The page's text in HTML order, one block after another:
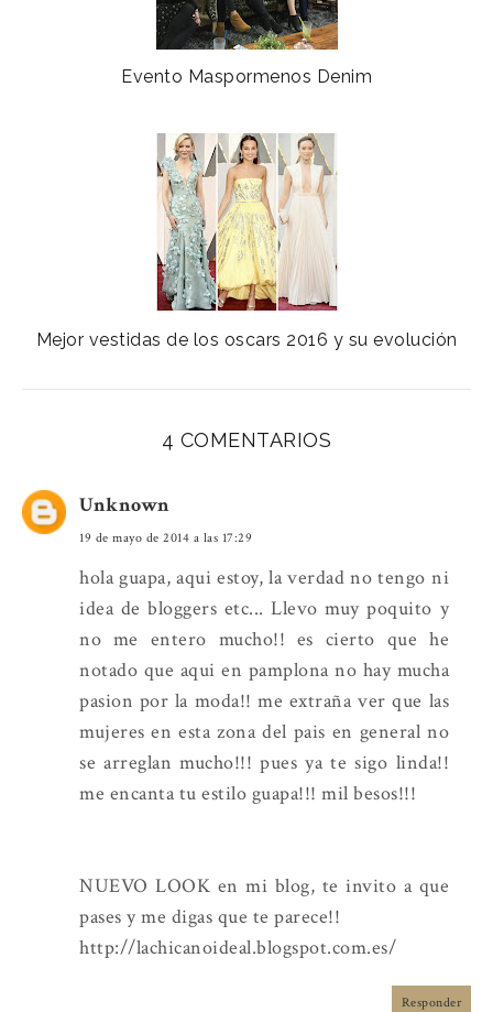
Evento Maspormenos Denim
Mejor vestidas de los oscars 2016 y su evolución
4 COMENTARIOS
Unknown
19 de mayo de 2014 a las 17:29
hola guapa, aqui estoy, la verdad no tengo ni
idea de bloggers etc... Llevo muy poquito y
no me entero mucho!! es cierto que he
notado que aqui en pamplona no hay mucha
pasion por la moda!! me extraña ver que las
mujeres en esta zona del pais en general no
se arreglan mucho!!! pues ya te sigo linda!!
me encanta tu estilo guapa!!! mil besos!!!
NUEVO LOOK en mi blog, te invito a que
pases y me digas que te parece!!
http://lachicanoideal.blogspot.com.es/
Responder